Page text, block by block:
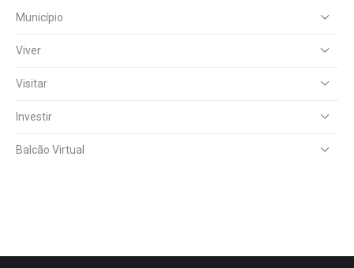
Município
Viver
Visitar
Investir
Balcão Virtual